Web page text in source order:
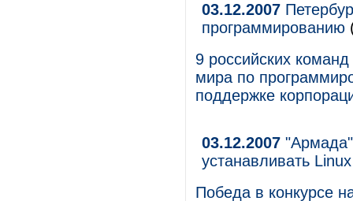
03.12.2007
программированию
9 российских
мира по
поддержке
03.12.2007
устанавливать
Победа в конкурсе